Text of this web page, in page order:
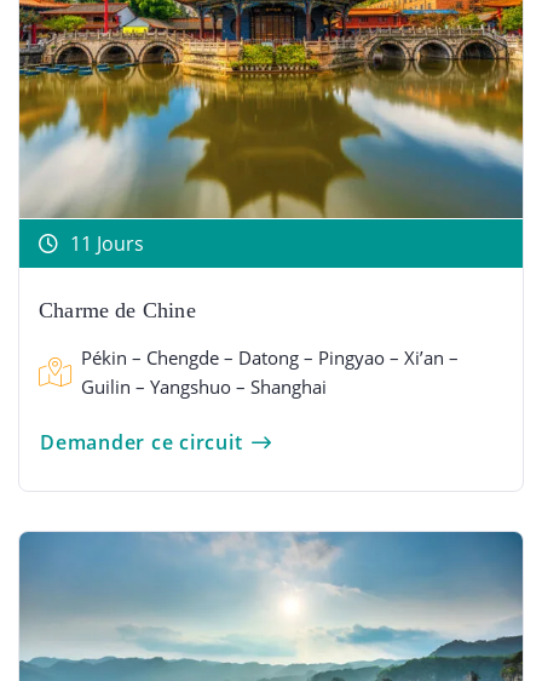
11 Jours
Charme de Chine
Pékin – Chengde – Datong – Pingyao – Xi’an –
Guilin – Yangshuo – Shanghai
Demander ce circuit